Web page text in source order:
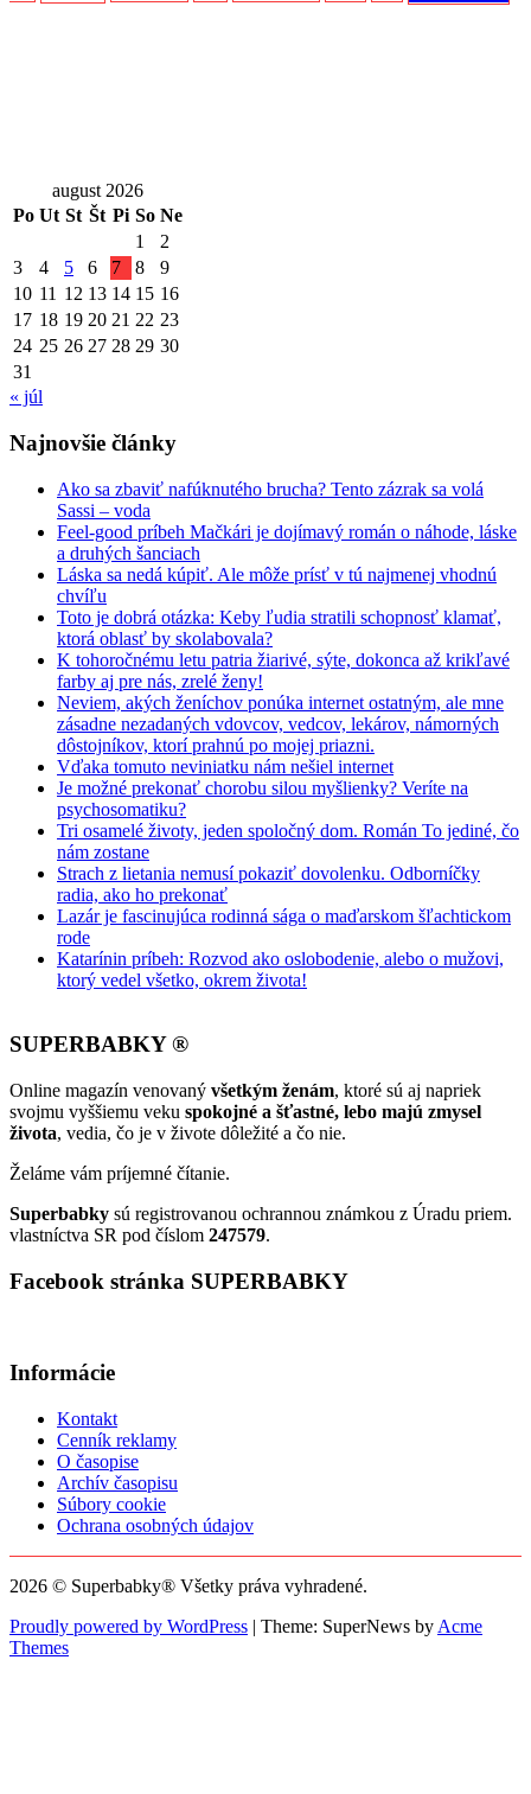
august 2026
Po Ut St Št Pi So Ne
1
2
3
4 5 6 7 8
9
10 11 12 13 14 15 16
17 18 19 20 21 22 23
24 25 26 27 28 29 30
31
« júl
Najnovšie články
Ako sa zbaviť nafúknutého brucha? Tento zázrak sa volá
Sassi – voda
Feel-good príbeh Mačkári je dojímavý román o náhode, láske
a druhých šanciach
Láska sa nedá kúpiť. Ale môže prísť v tú najmenej vhodnú
chvíľu
Toto je dobrá otázka: Keby ľudia stratili schopnosť klamať,
ktorá oblasť by skolabovala?
K tohoročnému letu patria žiarivé, sýte, dokonca až krikľavé
farby aj pre nás, zrelé ženy!
Neviem, akých ženíchov ponúka internet ostatným, ale mne
zásadne nezadaných vdovcov, vedcov, lekárov, námorných
dôstojníkov, ktorí prahnú po mojej priazni.
Vďaka tomuto neviniatku nám nešiel internet
Je možné prekonať chorobu silou myšlienky? Veríte na
psychosomatiku?
Tri osamelé životy, jeden spoločný dom. Román To jediné, čo
nám zostane
Strach z lietania nemusí pokaziť dovolenku. Odborníčky
radia, ako ho prekonať
Lazár je fascinujúca rodinná sága o maďarskom šľachtickom
rode
Katarínin príbeh: Rozvod ako oslobodenie, alebo o mužovi,
ktorý vedel všetko, okrem života!
SUPERBABKY ®
Online magazín venovaný všetkým ženám, ktoré sú aj napriek
svojmu vyššiemu veku spokojné a šťastné, lebo majú zmysel
života, vedia, čo je v živote dôležité a čo nie.
Želáme vám príjemné čítanie.
Superbabky sú registrovanou ochrannou známkou z Úradu priem.
vlastníctva SR pod číslom 247579.
Facebook stránka SUPERBABKY
Informácie
Kontakt
Cenník reklamy
O časopise
Archív časopisu
Súbory cookie
Ochrana osobných údajov
2026 © Superbabky® Všetky práva vyhradené.
Proudly powered by WordPress | Theme: SuperNews by Acme
Themes